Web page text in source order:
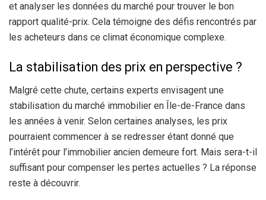
et analyser les données du marché pour trouver le bon
rapport qualité-prix. Cela témoigne des défis rencontrés par
les acheteurs dans ce climat économique complexe.
La stabilisation des prix en perspective ?
Malgré cette chute, certains experts envisagent une
stabilisation du marché immobilier en Île-de-France dans
les années à venir. Selon certaines analyses, les prix
pourraient commencer à se redresser étant donné que
l’intérêt pour l’immobilier ancien demeure fort. Mais sera-t-il
suffisant pour compenser les pertes actuelles ? La réponse
reste à découvrir.